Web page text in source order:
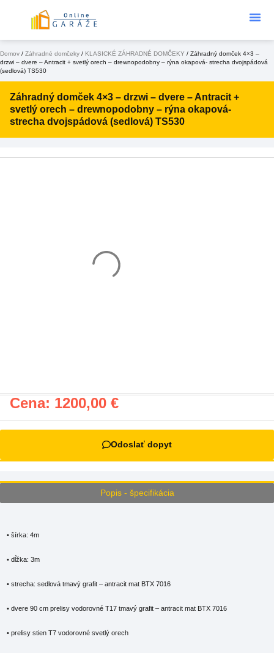
Domov / Záhradné domčeky / KLASICKÉ ZÁHRADNÉ DOMČEKY / Záhradný domček 4×3 –
drzwi – dvere – Antracit + svetlý orech – drewnopodobny – rýna okapová- strecha dvojspádová
(sedlová) TS530
Záhradný domček 4×3 – drzwi – dvere – Antracit +
svetlý orech – drewnopodobny – rýna okapová-
strecha dvojspádová (sedlová) TS530
Cena: 1200,00 €
Odoslať dopyt
Popis - špecifikácia
• šírka: 4m
• dĺžka: 3m
• strecha: sedlová tmavý grafit – antracit mat BTX 7016
• dvere 90 cm prelisy vodorovné T17 tmavý grafit – antracit mat BTX 7016
• prelisy stien T7 vodorovné svetlý orech